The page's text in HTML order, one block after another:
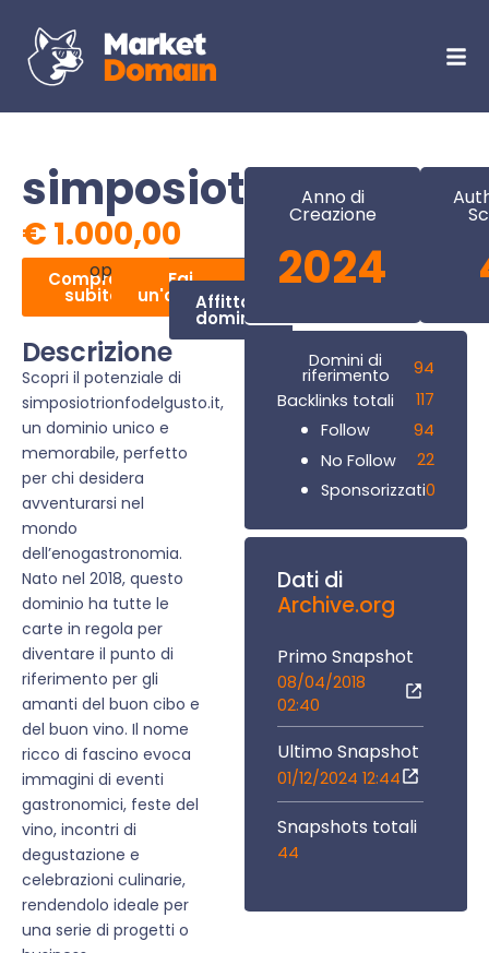
€ 1.000,00
Compralo
subito
oppure Fai
un'offertaAffitta il
dominio
Descrizione
Scopri il potenziale di
simposiotrionfodelgusto.it,
un dominio unico e
memorabile, perfetto
per chi desidera
avventurarsi nel
mondo
dell’enogastronomia.
Nato nel 2018, questo
dominio ha tutte le
carte in regola per
diventare il punto di
riferimento per gli
amanti del buon cibo e
del buon vino. Il nome
ricco di fascino evoca
immagini di eventi
gastronomici, feste del
vino, incontri di
degustazione e
celebrazioni culinarie,
rendendolo ideale per
una serie di progetti o
Anno di
Creazione
2024
Domini di
riferimento
94
Backlinks totali
117
Follow
94
No Follow
22
Sponsorizzati0
Dati di
Archive.org
Primo Snapshot
08/04/2018
02:40
Ultimo Snapshot
01/12/2024 12:44
Snapshots totali
44